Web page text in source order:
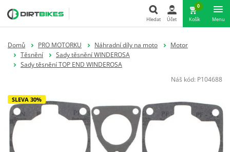
Hledat Účet
0
Košík Menu
Domů PRO MOTORKU Náhradní díly na moto
Motor
Těsnění
Sady těsnění WINDEROSA
Sady těsnění TOP END WINDEROSA
Náš kód: P104688
SLEVA 30%